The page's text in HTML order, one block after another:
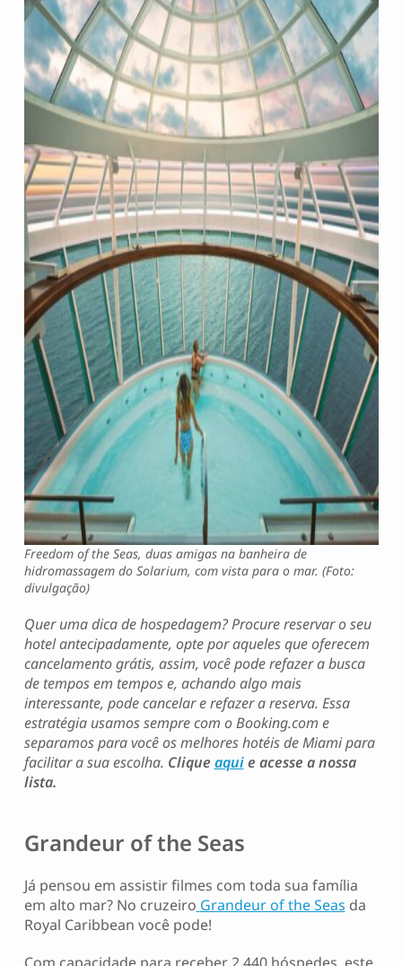
Freedom of the Seas, duas amigas na banheira de
hidromassagem do Solarium, com vista para o mar. (Foto:
divulgação)
Quer uma dica de hospedagem? Procure reservar o seu
hotel antecipadamente, opte por aqueles que oferecem
cancelamento grátis, assim, você pode refazer a busca
de tempos em tempos e, achando algo mais
interessante, pode cancelar e refazer a reserva. Essa
estratégia usamos sempre com o Booking.com e
separamos para você os melhores hotéis de Miami para
facilitar a sua escolha. Clique aquie acesse a nossa
lista.
Grandeur of the Seas
Já pensou em assistir filmes com toda sua família
em alto mar? No cruzeiro Grandeur of the Seas da
Royal Caribbean você pode!